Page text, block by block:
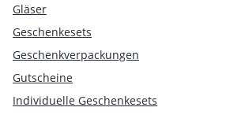
Gläser
Geschenkesets
Geschenkverpackungen
Gutscheine
Individuelle Geschenkesets